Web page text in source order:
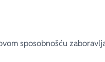
spo­sob­no­šću